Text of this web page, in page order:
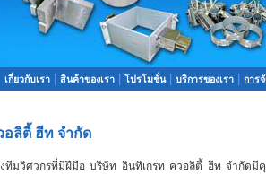
เกี่ยวกับเรา สินค้าของเรา โปรโมชั่น| บริการของเรา การ
อลิตี้ ฮีท จำกัด
ทีมวิศวกรที่มีฝีมือ บริษัท อินทิเกรท ควอลิตี้ ฮีท จำกัด